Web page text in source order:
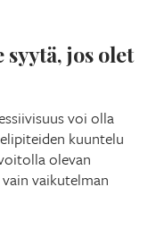
jos olet
voi olla
kuuntelu
olevan
vaikutelman